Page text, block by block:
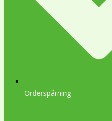
Orderspårning